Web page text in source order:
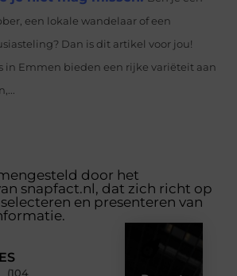
een lokale wandelaar of een
Dan is dit artikel voor jou!
in Emmen bieden een rijke variëteit aan
door het
snapfact.nl, dat zich richt op
en presenteren van
(104